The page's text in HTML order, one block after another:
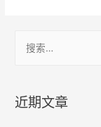
r近期文章